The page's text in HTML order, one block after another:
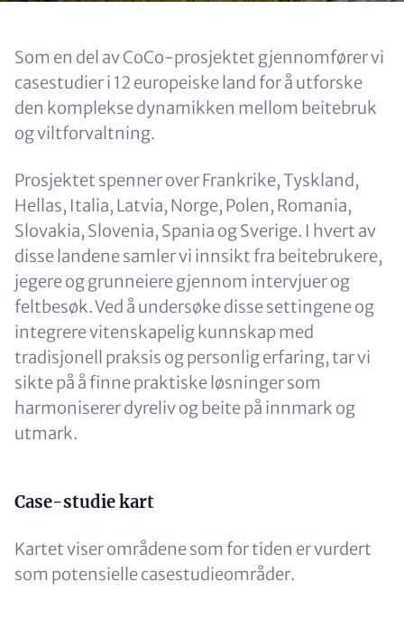
Content
Som en del av CoCo-prosjektet gjennomfører vi
casestudier i 12 europeiske land for å utforske
den komplekse dynamikken mellom beitebruk
og viltforvaltning.
Prosjektet spenner over Frankrike, Tyskland,
Hellas, Italia, Latvia, Norge, Polen, Romania,
Slovakia, Slovenia, Spania og Sverige. I hvert av
disse landene samler vi innsikt fra beitebrukere,
jegere og grunneiere gjennom intervjuer og
feltbesøk. Ved å undersøke disse settingene og
integrere vitenskapelig kunnskap med
tradisjonell praksis og personlig erfaring, tar vi
sikte på å finne praktiske løsninger som
harmoniserer dyreliv og beite på innmark og
utmark.
Content
Case-studie kart
Kartet viser områdene som for tiden er vurdert
som potensielle casestudieområder.